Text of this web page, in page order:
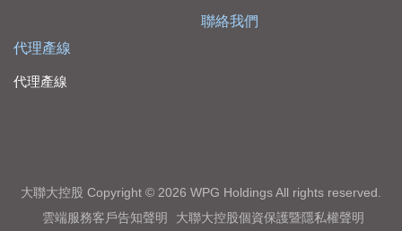
代理產線
代理產線
聯絡我們
大聯大控股 Copyright © 2026 WPG Holdings All rights reserved.
雲端服務客戶告知聲明
大聯大控股個資保護暨隱私權聲明